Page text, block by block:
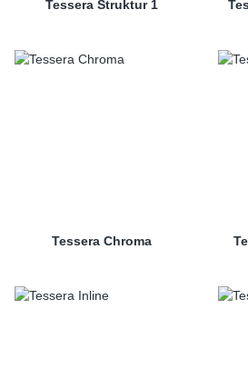
Tessera Struktur 1
Tessera Chroma